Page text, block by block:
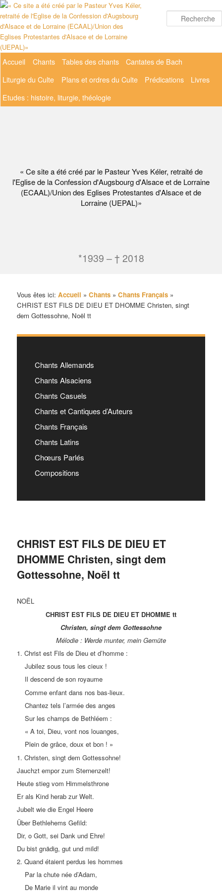
Aller
au
contenu
principal
« Ce site a été créé par le Pasteur Yves Kéler, retraité de
l'Eglise de la Confession d'Augsbourg d'Alsace et de Lorraine
(ECAAL)/Union des Eglises Protestantes d'Alsace et de
Lorraine (UEPAL)»
*1939 – † 2018
Menu
Accueil Chants Tables des chants
Cantates de Bach
Liturgie du Culte
Plans et ordres du Culte Prédications
Livres
Etudes : histoire, liturgie, théologie
CHRIST EST FILS DE DIEU ET
DHOMME Christen, singt dem
Gottessohne, Noël tt
NOËL
CHRIST EST FILS DE DIEU ET DHOMME tt
Christen, singt dem Gottessohne
Mélodie : Werde munter, mein Gemüte
1. Christ est Fils de Dieu et d’homme :
Jubilez sous tous les cieux !
Il descend de son royaume
Comme enfant dans nos bas-lieux.
Chantez tels l’armée des anges
Sur les champs de Bethléem :
« A toi, Dieu, vont nos louanges,
Plein de grâce, doux et bon ! »
1. Christen, singt dem Gottessohne!
Jauchzt empor zum Sternenzelt!
Heute stieg vom Himmelsthrone
Er als Kind herab zur Welt.
Jubelt wie die Engel Heere
Über Bethlehems Gefild:
Dir, o Gott, sei Dank und Ehre!
Du bist gnädig, gut und mild!
2. Quand étaient perdus les hommes
Par la chute née d’Adam,
De Marie il vint au monde
Vous êtes ici:Accueil »Chants »Chants Français »
CHRIST EST FILS DE DIEU ET DHOMME Christen, singt
dem Gottessohne, Noël tt
Chants Allemands
Chants Alsaciens
Chants Casuels
Chants et Cantiques d’Auteurs
Chants Français
Chants Latins
Chœurs Parlés
Compositions